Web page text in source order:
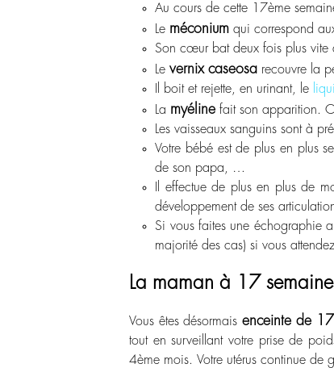
Au cours de cette 17ème
Le méconium qui correspond
Son cœur bat deux fois plus vite
Levernix caseosa recouvre la
Il boit et rejette, en urinant, le
La myéline fait son apparition.
Les vaisseaux sanguins sont à
Votre bébé est de plus en plus
de son papa, …
Il effectue de plus en plus de
développement de ses
Si vous faites une échographie
majorité des cas) si vous
La maman à 17
Vous êtes désormaisenceinte de
tout en surveillant votre prise de
4ème mois. Votre utérus continue de